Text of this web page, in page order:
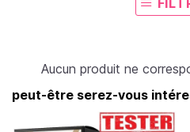
Aucun produit ne
peut-être serez-vous